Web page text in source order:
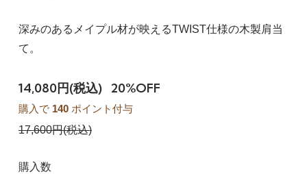
深みのあるメイプル材が映えるTWIST仕様の木製肩当
て。
14,080円(税込) 20%OFF
購入で 140ポイント付与
17,600円(税込)
購入数